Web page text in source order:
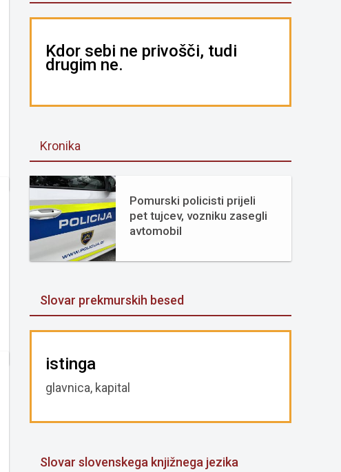
Kdor sebi ne privošči, tudi
drugim ne.
Kronika
Pomurski policisti prijeli
pet tujcev, vozniku zasegli
avtomobil
Slovar prekmurskih besed
istinga
glavnica, kapital
Slovar slovenskega knjižnega jezika